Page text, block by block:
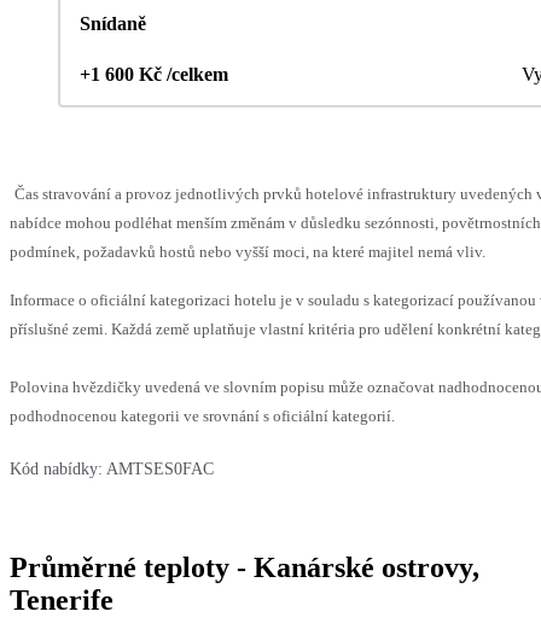
Snídaně
+1 600 Kč /celkem
Čas stravování a provoz jednotlivých prvků hotelové infrastruktury uvedených
nabídce mohou podléhat menším změnám v důsledku sezónnosti, povětrnostních
podmínek, požadavků hostů nebo vyšší moci, na které majitel nemá vliv.
Informace o oficiální kategorizaci hotelu je v souladu s kategorizací používanou
příslušné zemi. Každá země uplatňuje vlastní kritéria pro udělení konkrétní
Polovina hvězdičky uvedená ve slovním popisu může označovat
podhodnocenou kategorii ve srovnání s oficiální kategorií.
Kód nabídky: AMTSES0FAC
Průměrné teploty - Kanárské ostrovy,
Tenerife